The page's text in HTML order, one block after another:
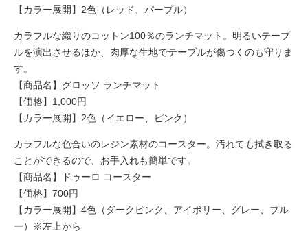
【カラー展開】2色（レッド、パープル）
カラフルな織りのコットン100％のランチマット。明るいテーブ
ルを演出させるほか、肉厚な生地でテーブルが傷つくのも守りま
す。
【商品名】グロッソ ランチマット
【価格】1,000円
【カラー展開】2色（イエロー、ピンク）
カラフルな色合いのレジン素材のコースター。汚れても拭き取る
ことができるので、お手入れも簡単です。
【商品名】ドゥーロ コースター
【価格】700円
【カラー展開】4色（ダークピンク、アイボリー、グレー、ブル
ー）※左上から